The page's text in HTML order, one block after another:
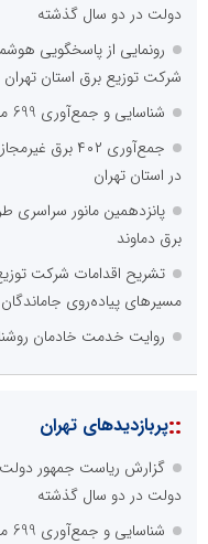
دولت در دو سال گذشته
شرکت توزیع برق استان تهران
شناسایی و جمع‌آوری 699 ماینر غیرمجاز در استان تهران
جمع‌آوری ۴۰۲
در استان تهران
پانزدهمین مانور سراسری
برق دماوند
تشریح اقدامات شرکت
مسیرهای پیاده‌روی جاماندگان
روایت خدمت خادمان
::پربازدیدهای تهران
گزارش ریاست جمهور
دولت در دو سال گذشته
شناسایی و جمع‌آوری 699 ماینر غیرمجاز در استان تهران